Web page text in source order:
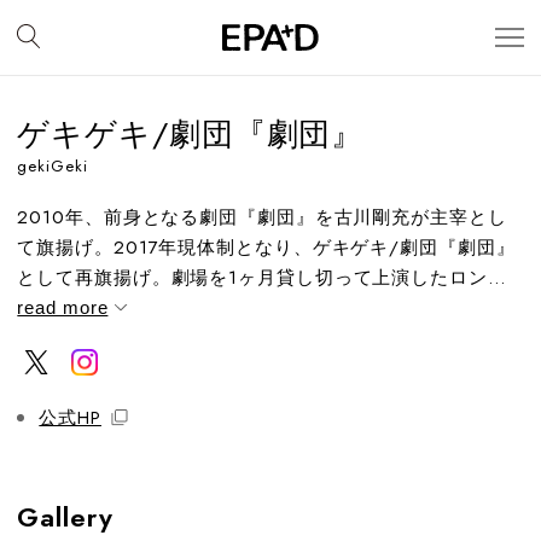
ゲキゲキ/劇団『劇団』
gekiGeki
2010年、前身となる劇団『劇団』を古川剛充が主宰とし
て旗揚げ。2017年現体制となり、ゲキゲキ/劇団『劇団』
として再旗揚げ。劇場を1ヶ月貸し切って上演したロン...
read more
公式HP
Gallery